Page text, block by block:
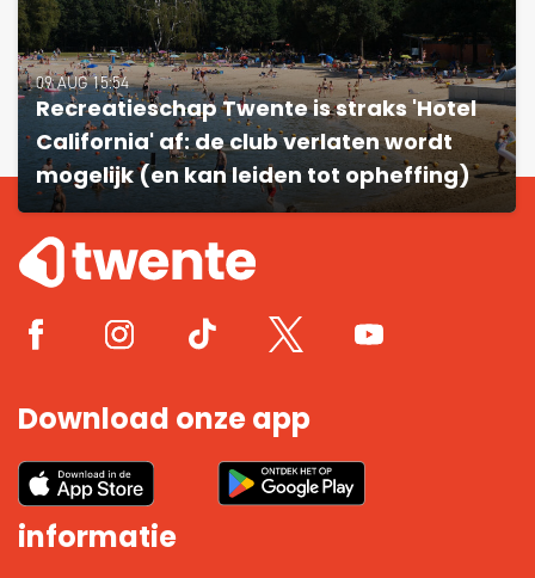
09 AUG 15:54
Recreatieschap Twente is straks 'Hotel
California' af: de club verlaten wordt
mogelijk (en kan leiden tot opheffing)
Download onze app
informatie